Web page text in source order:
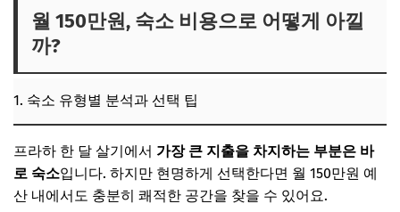
월 150만원, 숙소 비용으로 어떻게 아낄
까?
1. 숙소 유형별 분석과 선택 팁
프라하 한 달 살기에서 가장 큰 지출을 차지하는 부분은 바
로 숙소입니다. 하지만 현명하게 선택한다면 월 150만원 예
산 내에서도 충분히 쾌적한 공간을 찾을 수 있어요.